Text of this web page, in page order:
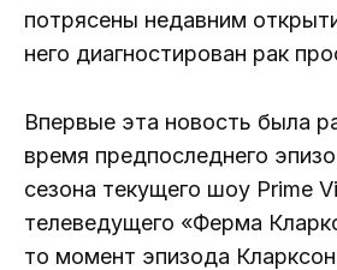
потрясены недавним
него диагностирован рак
Впервые эта новость была
время предпоследнего
сезона текущего шоу Prime
телеведущего «Ферма
то момент эпизода